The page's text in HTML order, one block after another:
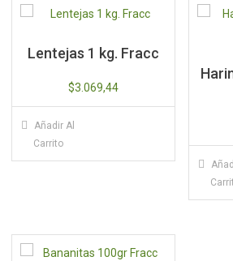
Lentejas 1 kg. Fracc
$3.069,44
Añadir Al
Carrito